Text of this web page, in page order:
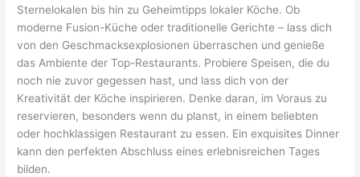
Sternelokalen bis hin zu Geheimtipps lokaler Köche. Ob
moderne Fusion-Küche oder traditionelle Gerichte – lass dich
von den Geschmacksexplosionen überraschen und genieße
das Ambiente der Top-Restaurants. Probiere Speisen, die du
noch nie zuvor gegessen hast, und lass dich von der
Kreativität der Köche inspirieren. Denke daran, im Voraus zu
reservieren, besonders wenn du planst, in einem beliebten
oder hochklassigen Restaurant zu essen. Ein exquisites Dinner
kann den perfekten Abschluss eines erlebnisreichen Tages
bilden.